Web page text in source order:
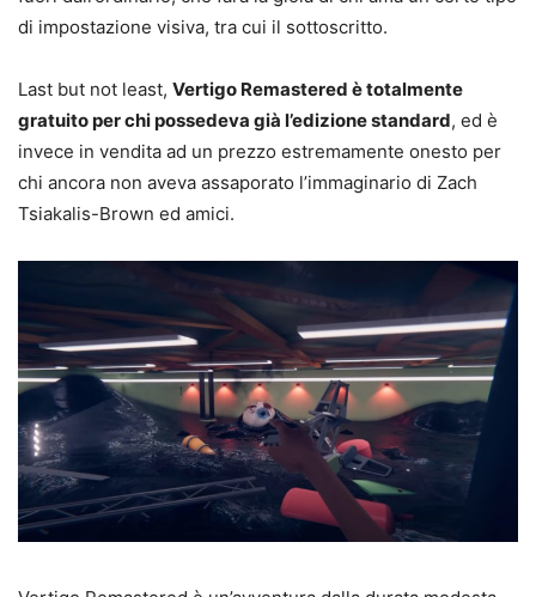
di impostazione visiva, tra cui il sottoscritto.
Last but not least, Vertigo Remastered è totalmente
gratuito per chi possedeva già l’edizione standard, ed è
invece in vendita ad un prezzo estremamente onesto per
chi ancora non aveva assaporato l’immaginario di Zach
Tsiakalis-Brown ed amici.